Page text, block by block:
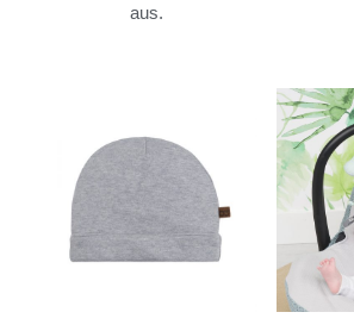
aus.